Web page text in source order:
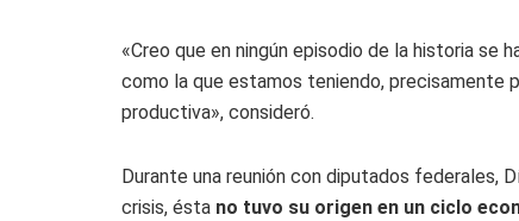
«Creo que en ningún episodio de la historia se
como la que estamos teniendo, precisamente
productiva», consideró.
Durante una reunión con diputados federales,
crisis, ésta no tuvo su origen en un ciclo